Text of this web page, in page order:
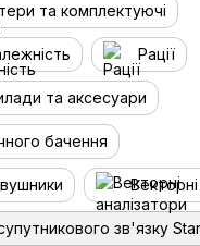
та комплектуючі
Рації
та аксесуари
бачення
зв'язку